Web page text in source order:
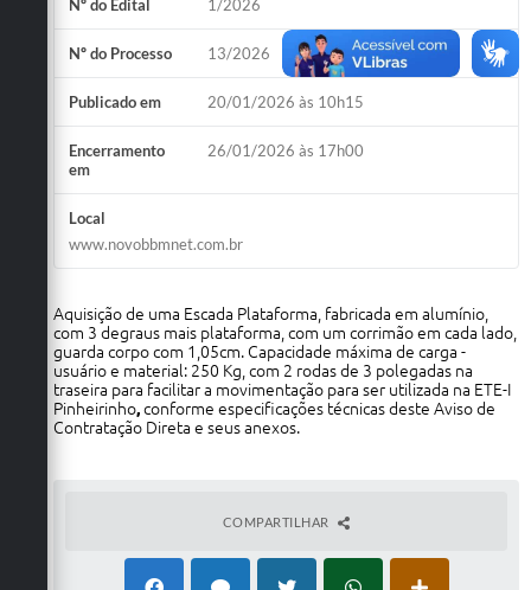
Nº do Edital 1/2026
Nº do Processo 13/2026
Publicado em 20/01/2026 às 10h15
Encerramento
em
26/01/2026 às 17h00
Local
www.novobbmnet.com.br
Aquisição de uma Escada Plataforma, fabricada em alumínio,
com 3 degraus mais plataforma, com um corrimão em cada lado,
guarda corpo com 1,05cm. Capacidade máxima de carga -
usuário e material: 250 Kg, com 2 rodas de 3 polegadas na
traseira para facilitar a movimentação para ser utilizada na ETE-I
Pinheirinho,conforme especificações técnicas deste Aviso de
Contratação Direta e seus anexos.
COMPARTILHAR